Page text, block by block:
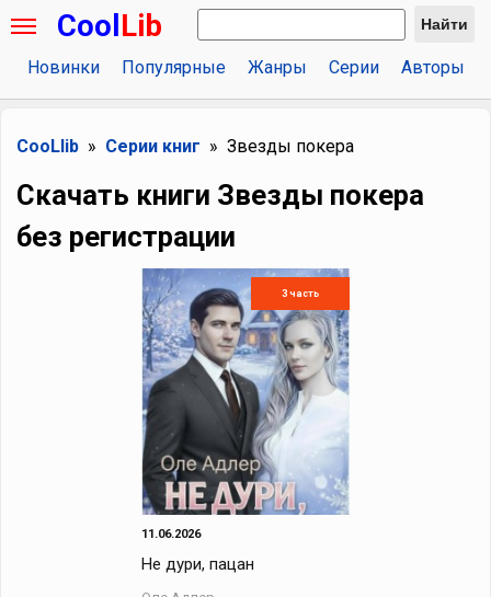
Cool Lib Найти
Новинки Популярные Жанры Серии Авторы
CooLlib Серии книг Звезды покера
Скачать книги Звезды покера
без регистрации
3 часть
11.06.2026
Не дури, пацан